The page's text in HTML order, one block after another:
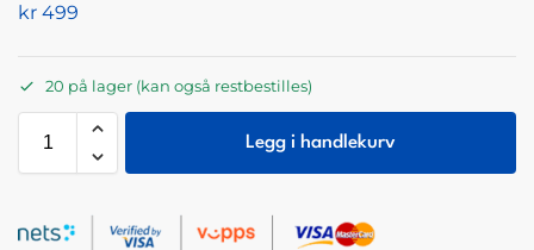
kr 499
20 på lager (kan også restbestilles)
Legg i handlekurv